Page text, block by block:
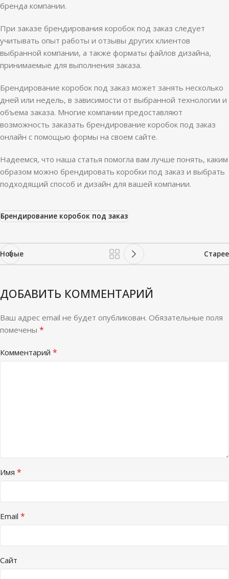
бренда компании.
При заказе брендирования коробок под заказ следует
учитывать опыт работы и отзывы других клиентов
выбранной компании, а также форматы файлов дизайна,
принимаемые для выполнения заказа.
Брендирование коробок под заказ может занять несколько
дней или недель, в зависимости от выбранной технологии и
объема заказа. Многие компании предоставляют
возможность заказать брендирование коробок под заказ
онлайн с помощью формы на своем сайте.
Надеемся, что наша статья помогла вам лучше понять, каким
образом можно брендировать коробки под заказ и выбрать
подходящий способ и дизайн для вашей компании.
Брендирование коробок под заказ
Новые Старее
ДОБАВИТЬ КОММЕНТАРИЙ
Ваш адрес email не будет опубликован. Обязательные поля
помечены *
Комментарий *
Имя *
Email *
Сайт